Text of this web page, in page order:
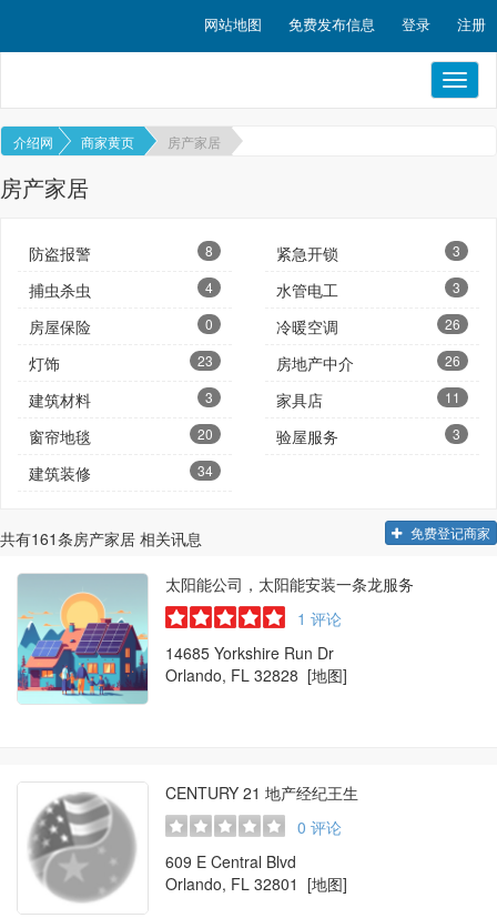
网站地图 免费发布信息 登录 注册
介绍网 商家黄页 房产家居
房产家居
防盗报警 8 紧急开锁 3
捕虫杀虫 4 水管电工 3
房屋保险 0 冷暖空调 26
灯饰 23 房地产中介 26
建筑材料 3 家具店 11
窗帘地毯 20 验屋服务 3
建筑装修 34
共有161条房产家居 相关讯息 免费登记商家
太阳能公司，太阳能安装一条龙服务
1 评论
14685 Yorkshire Run Dr
Orlando, FL 32828 [地图]
CENTURY 21 地产经纪王生
0 评论
609 E Central Blvd
Orlando, FL 32801 [地图]